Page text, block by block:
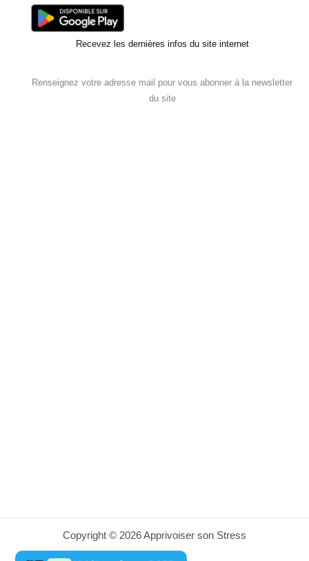
Recevez les dernières infos du site internet
Renseignez votre adresse mail pour vous abonner à la newsletter
du site
Copyright © 2026 Apprivoiser son Stress